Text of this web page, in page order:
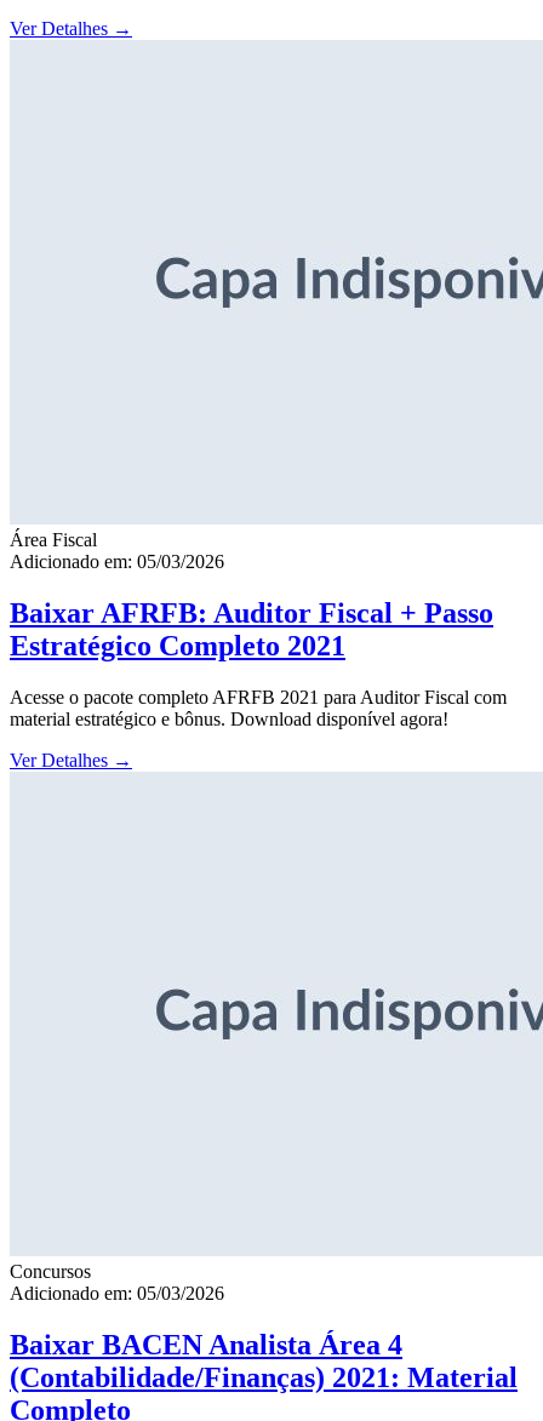
Ver Detalhes →
Área Fiscal
Adicionado em: 05/03/2026
Baixar AFRFB: Auditor Fiscal + Passo
Estratégico Completo 2021
Acesse o pacote completo AFRFB 2021 para Auditor Fiscal com
material estratégico e bônus. Download disponível agora!
Ver Detalhes →
Concursos
Adicionado em: 05/03/2026
Baixar BACEN Analista Área 4
(Contabilidade/Finanças) 2021: Material
Completo